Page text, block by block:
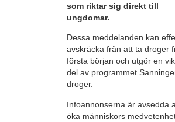
som riktar sig direkt till
ungdomar.
Dessa meddelanden kan
avskräcka från att ta droger
första början och utgör en
del av programmet
droger.
Infoannonserna är avsedda
öka människors